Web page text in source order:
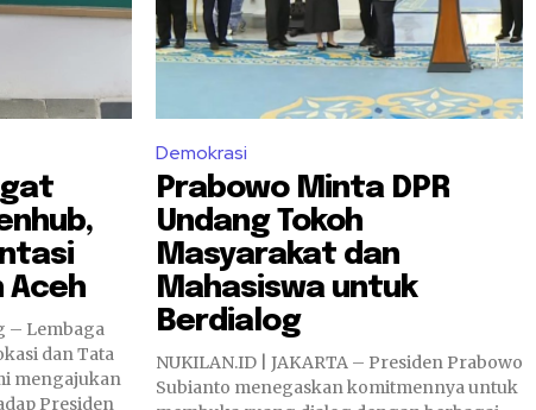
Aceh
– Lembaga
dan Tata
mengajukan
Presiden
Demokrasi
Prabowo Minta DPR
Undang Tokoh
Masyarakat dan
Mahasiswa untuk
Berdialog
NUKILAN.ID | JAKARTA – Presiden Prabowo
Subianto menegaskan komitmennya untuk